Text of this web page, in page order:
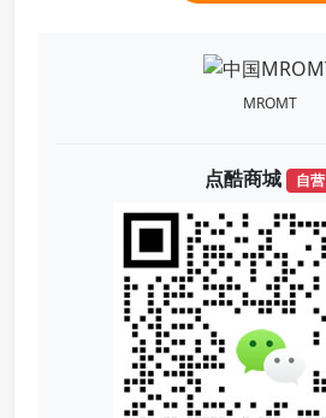
MROMT
点酷商城 自营